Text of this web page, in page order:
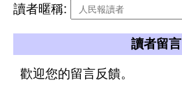
讀者暱稱:
讀者留言
歡迎您的留言反饋。